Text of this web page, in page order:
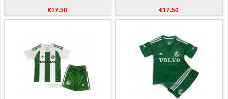
€17.50 €17.50